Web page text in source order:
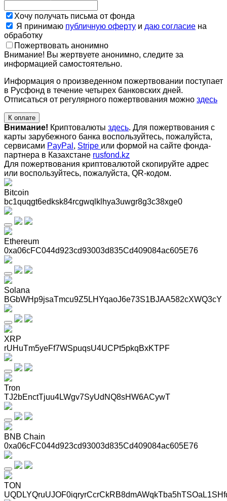
Хочу получать письма от фонда
Я принимаю публичную оферту и даю согласие на
обработку
Пожертвовать анонимно
Внимание! Вы жертвуете анонимно, следите за
информацией самостоятельно.
Информация о произведенном пожертвовании поступает
в Русфонд в течение четырех банковских дней.
Отписаться от регулярного пожертвования можно здесь
К оплате
Внимание! Криптовалюты здесь. Для пожертвования с
карты зарубежного банка воспользуйтесь, пожалуйста,
сервисами PayPal , Stripe или формой на сайте фонда-
партнера в Казахстане rusfond.kz
Для пожертвования криптовалютой скопируйте адрес
или воспользуйтесь, пожалуйста, QR-кодом.
Bitcoin
bc1quqgt6edksk84rcgwqlklhya3uwgr8g3c38xge0
Ethereum
0xa06cFC044d923cd93003d835Cd409084ac605E76
Solana
BGbWHp9jsaTmcu9Z5LHYqaoJ6e73S1BJAA582cXWQ3cY
XRP
rUHuTm5yeFf7WSpuqsU4UCPt5pkqBxKTPF
Tron
TJ2bEnctTjuu4LWgv7SyUdNQ8sHW6ACywT
BNB Chain
0xa06cFC044d923cd93003d835Cd409084ac605E76
TON